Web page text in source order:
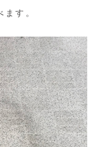
す。